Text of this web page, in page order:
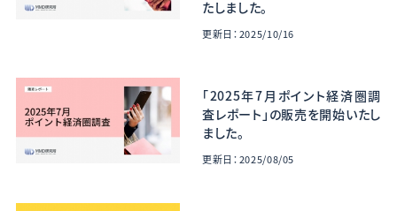
たしました。
更新日：2025/10/16
「2025年7月ポイント経済圏調
査レポート」の販売を開始いたし
ました。
更新日：2025/08/05